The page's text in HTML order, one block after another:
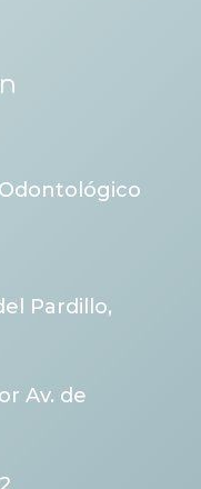
Pardillo,
Av. de